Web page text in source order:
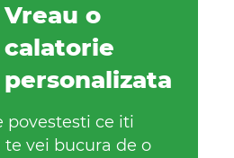
Vreau o
calatorie
personalizata
povestesti ce iti
te vei bucura de o